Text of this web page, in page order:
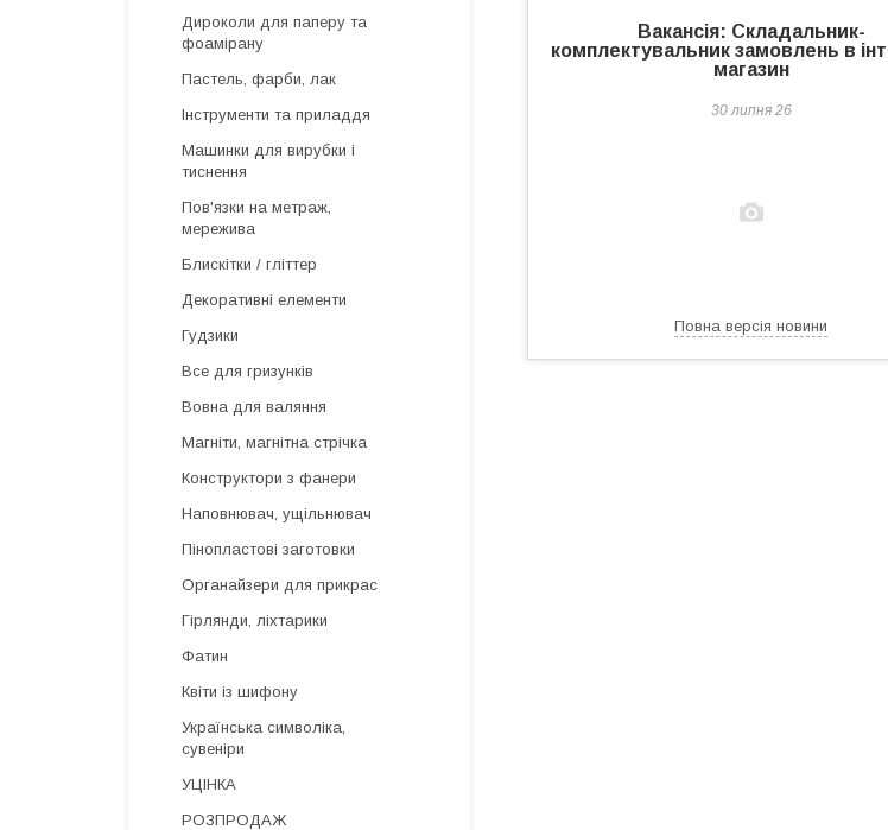
Вакансія: Складальник-
комплектувальник замовлень в
магазин
30 липня 26
Повна версія новини
Дироколи для паперу та
фоамірану
Пастель, фарби, лак
Інструменти та приладдя
Машинки для вирубки і
тиснення
Пов'язки на метраж,
мережива
Блискітки / гліттер
Декоративні елементи
Гудзики
Все для гризунків
Вовна для валяння
Магніти, магнітна стрічка
Конструктори з фанери
Наповнювач, ущільнювач
Пінопластові заготовки
Органайзери для прикрас
Гірлянди, ліхтарики
Фатин
Квіти із шифону
Українська символіка,
сувеніри
УЦІНКА
РОЗПРОДАЖ